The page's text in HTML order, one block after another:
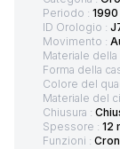
Periodo : 1990
ID Orologio :
Movimento :
Materiale della
Forma della
Colore del
Materiale del
Chiusura :
Spessore : 12
Funzioni :